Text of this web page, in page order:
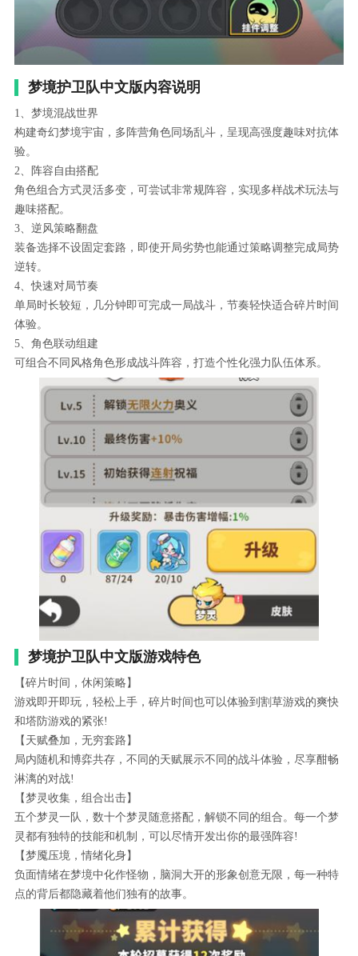
梦境护卫队中文版内容说明
1、梦境混战世界
构建奇幻梦境宇宙，多阵营角色同场乱斗，呈现高强度趣味对抗体
验。
2、阵容自由搭配
角色组合方式灵活多变，可尝试非常规阵容，实现多样战术玩法与
趣味搭配。
3、逆风策略翻盘
装备选择不设固定套路，即使开局劣势也能通过策略调整完成局势
逆转。
4、快速对局节奏
单局时长较短，几分钟即可完成一局战斗，节奏轻快适合碎片时间
体验。
5、角色联动组建
可组合不同风格角色形成战斗阵容，打造个性化强力队伍体系。
梦境护卫队中文版游戏特色
【碎片时间，休闲策略】
游戏即开即玩，轻松上手，碎片时间也可以体验到割草游戏的爽快
和塔防游戏的紧张!
【天赋叠加，无穷套路】
局内随机和博弈共存，不同的天赋展示不同的战斗体验，尽享酣畅
淋漓的对战!
【梦灵收集，组合出击】
五个梦灵一队，数十个梦灵随意搭配，解锁不同的组合。每一个梦
灵都有独特的技能和机制，可以尽情开发出你的最强阵容!
【梦魇压境，情绪化身】
负面情绪在梦境中化作怪物，脑洞大开的形象创意无限，每一种特
点的背后都隐藏着他们独有的故事。